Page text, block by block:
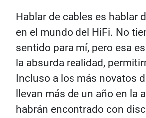
Hablar de cables es hablar
en el mundo del HiFi. No
sentido para mí, pero esa
la absurda realidad,
Incluso a los más novatos
llevan más de un año en la
habrán encontrado con